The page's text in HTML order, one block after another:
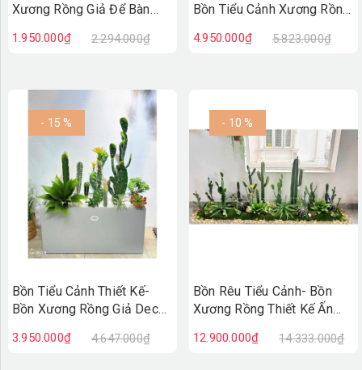
Xương Rồng Giả Để Bàn
(60x20x60cm)- BC236
1.950.000₫ 2.294.000₫
Bồn Tiểu Cảnh Xương Rồng
(100x30x75cm)- BC235
4.950.000₫ 5.823.000₫
- 15 %
Bồn Tiểu Cảnh Thiết Kế-
Bồn Xương Rồng Giả Decor
(80X30X110CM)- BC234
3.950.000₫ 4.647.000₫
- 10 %
Bồn Rêu Tiểu Cảnh- Bồn
Xương Rồng Thiết Kế Ấn
12.900.000₫ 14.333.000₫